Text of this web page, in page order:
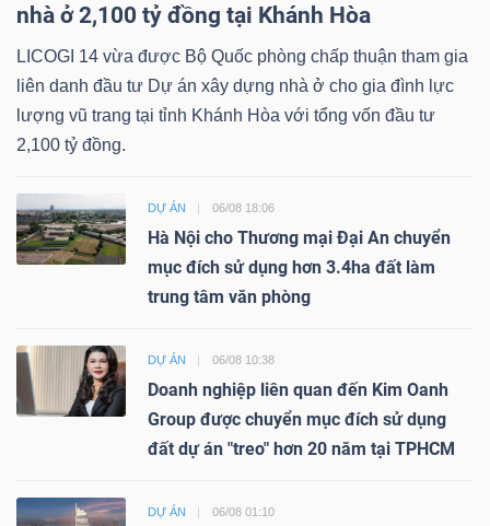
nhà ở 2,100 tỷ đồng tại Khánh Hòa
LICOGI 14 vừa được Bộ Quốc phòng chấp thuận tham gia
liên danh đầu tư Dự án xây dựng nhà ở cho gia đình lực
lượng vũ trang tại tỉnh Khánh Hòa với tổng vốn đầu tư
2,100 tỷ đồng.
DỰ ÁN 06/08 18:06
Hà Nội cho Thương mại Đại An chuyển
mục đích sử dụng hơn 3.4ha đất làm
trung tâm văn phòng
DỰ ÁN 06/08 10:38
Doanh nghiệp liên quan đến Kim Oanh
Group được chuyển mục đích sử dụng
đất dự án "treo" hơn 20 năm tại TPHCM
DỰ ÁN 06/08 01:10